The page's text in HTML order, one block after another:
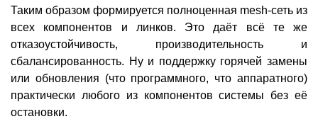
Таким образом формируется полноценная mesh-сеть из
всех компонентов и линков. Это даёт всё те же
отказоустойчивость, производительность и
сбалансированность. Ну и поддержку горячей замены
или обновления (что программного, что аппаратного)
практически любого из компонентов системы без её
остановки.